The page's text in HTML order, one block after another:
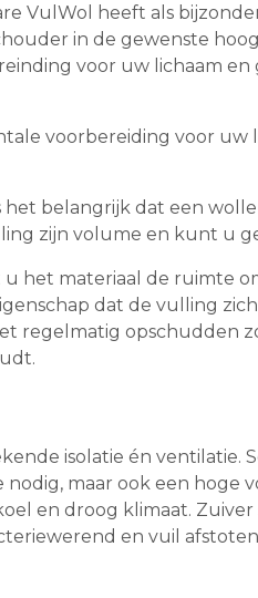
VulWol heeft als
in de gewenste
voor uw lichaam
voorbereiding voor
belangrijk dat een
zijn volume en kunt u
het materiaal de
dat de vulling
regelmatig opschudden
isolatie én ventilatie.
maar ook een
en droog klimaat.
en vuil